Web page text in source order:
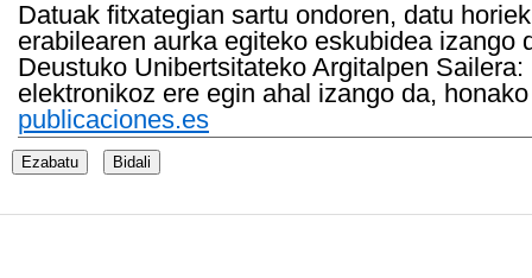
Datuak fitxategian sartu ondoren, datu
erabilearen aurka egiteko eskubidea
Deustuko Unibertsitateko Argitalpen
elektronikoz ere egin ahal izango da,
publicaciones.es
Ezabatu Bidali